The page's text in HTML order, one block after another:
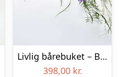
Livlig bårebuket – Blomster til begravelse
398,00 kr.